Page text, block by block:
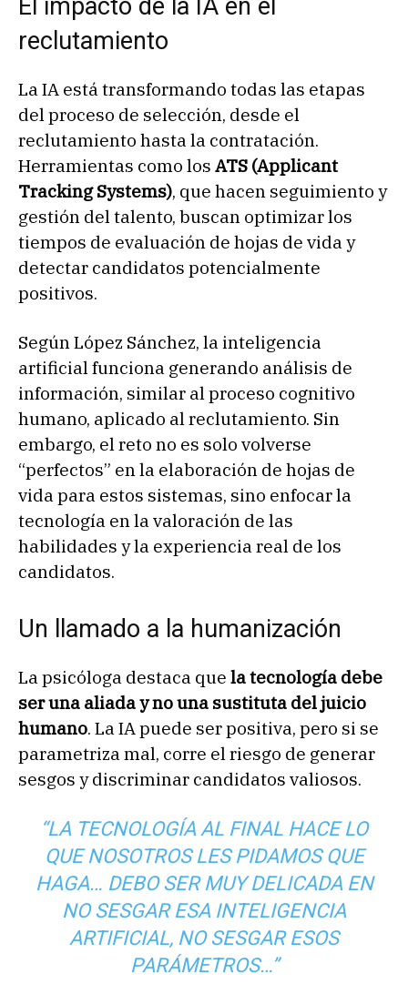
El impacto de la IA en el
reclutamiento
La IA está transformando todas las etapas
del proceso de selección, desde el
reclutamiento hasta la contratación.
Herramientas como los ATS (Applicant
Tracking Systems), que hacen seguimiento y
gestión del talento, buscan optimizar los
tiempos de evaluación de hojas de vida y
detectar candidatos potencialmente
positivos.
Según López Sánchez, la inteligencia
artificial funciona generando análisis de
información, similar al proceso cognitivo
humano, aplicado al reclutamiento. Sin
embargo, el reto no es solo volverse
“perfectos” en la elaboración de hojas de
vida para estos sistemas, sino enfocar la
tecnología en la valoración de las
habilidades y la experiencia real de los
candidatos.
Un llamado a la humanización
La psicóloga destaca que la tecnología debe
ser una aliada y no una sustituta del juicio
humano. La IA puede ser positiva, pero si se
parametriza mal, corre el riesgo de generar
sesgos y discriminar candidatos valiosos.
“LA TECNOLOGÍA AL FINAL HACE LO
QUE NOSOTROS LES PIDAMOS QUE
HAGA… DEBO SER MUY DELICADA EN
NO SESGAR ESA INTELIGENCIA
ARTIFICIAL, NO SESGAR ESOS
PARÁMETROS…”